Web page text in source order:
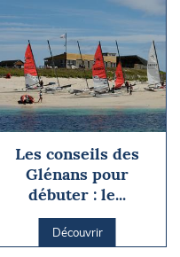
Les conseils des
Glénans pour
débuter : le...
Découvrir